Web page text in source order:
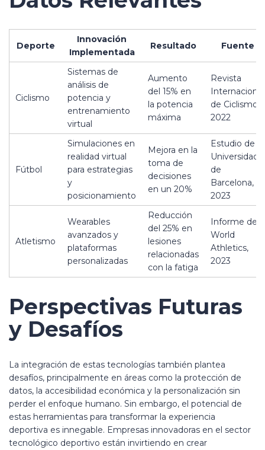
Deporte
Innovación
Implementada
Resultado Fuente
Ciclismo
Sistemas de
análisis de
potencia y
entrenamiento
virtual
Aumento
del 15% en
la potencia
máxima
Revista
Internacional
de Ciclismo,
2022
Fútbol
Simulaciones en
realidad virtual
para estrategias
y
posicionamiento
Mejora en la
toma de
decisiones
en un 20%
Estudio de
Universidad
de
Barcelona,
2023
Atletismo
Wearables
avanzados y
plataformas
personalizadas
Reducción
del 25% en
lesiones
relacionadas
con la fatiga
Informe de
World
Athletics,
2023
Perspectivas Futuras
y Desafíos
La integración de estas tecnologías también plantea
desafíos, principalmente en áreas como la protección de
datos, la accesibilidad económica y la personalización sin
perder el enfoque humano. Sin embargo, el potencial de
estas herramientas para transformar la experiencia
deportiva es innegable. Empresas innovadoras en el sector
tecnológico deportivo están invirtiendo en crear